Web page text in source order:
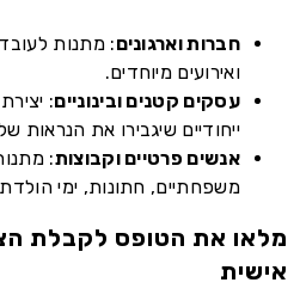
חברות וארגונים: מתנות
ואירועים מיוחדים.
עסקים קטנים ובינוניים:
ייחודיים שיגבירו את הנראות
אנשים פרטיים וקבוצות:
משפחתיים, חתונות, ימי הולדת
מלאו את הטופס לקבלת
אישית